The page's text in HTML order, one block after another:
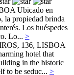
Ubicado en
la propiedad brinda
Los huéspedes
Lo... >
136, LISBOA
hotel that
in the historic
to be seduc... >